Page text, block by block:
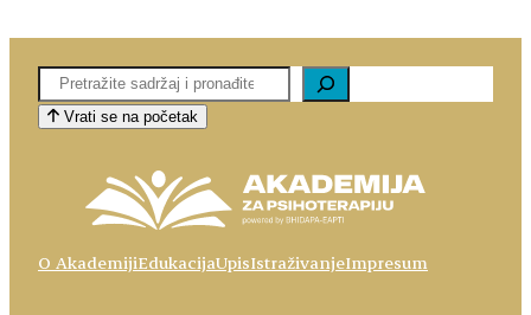
Pretaga
Vrati se na početak
O AkademijiEdukacijaUpisIstraživanjeImpresum